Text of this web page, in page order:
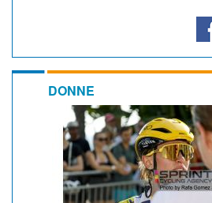
DONNE